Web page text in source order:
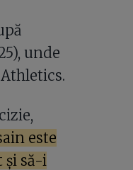
unde
este
și să-i